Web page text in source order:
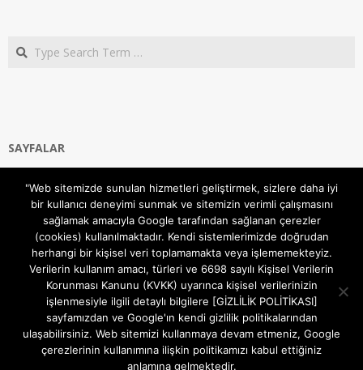
Search
SAYFALAR
Gizlilik ve Çerezler (Cookies) Politikası
Hakkımızda
İletişim Kanalları
MODEM KURULUM
TEKNİK DESTEK
TELEVİZYON SİSTEMLERİ
"Web sitemizde sunulan hizmetleri geliştirmek, sizlere daha iyi
bir kullanıcı deneyimi sunmak ve sitemizin verimli çalışmasını
sağlamak amacıyla Google tarafından sağlanan çerezler
(cookies) kullanılmaktadır. Kendi sistemlerimizde doğrudan
herhangi bir kişisel veri toplamamakta veya işlememekteyiz.
Verilerin kullanım amacı, türleri ve 6698 sayılı Kişisel Verilerin
Korunması Kanunu (KVKK) uyarınca kişisel verilerinizin
işlenmesiyle ilgili detaylı bilgilere [GİZLİLİK POLİTİKASI]
sayfamızdan ve Google'ın kendi gizlilik politikalarından
ulaşabilirsiniz. Web sitemizi kullanmaya devam etmeniz, Google
çerezlerinin kullanımına ilişkin politikamızı kabul ettiğiniz
anlamına gelmektedir.